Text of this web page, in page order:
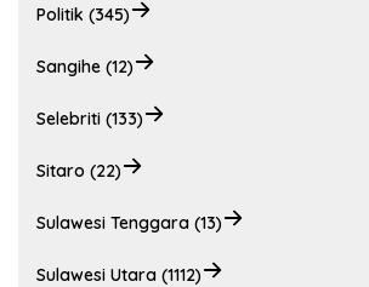
Politik (345)
Sangihe (12)
Selebriti (133)
Sitaro (22)
Sulawesi Tenggara (13)
Sulawesi Utara (1112)